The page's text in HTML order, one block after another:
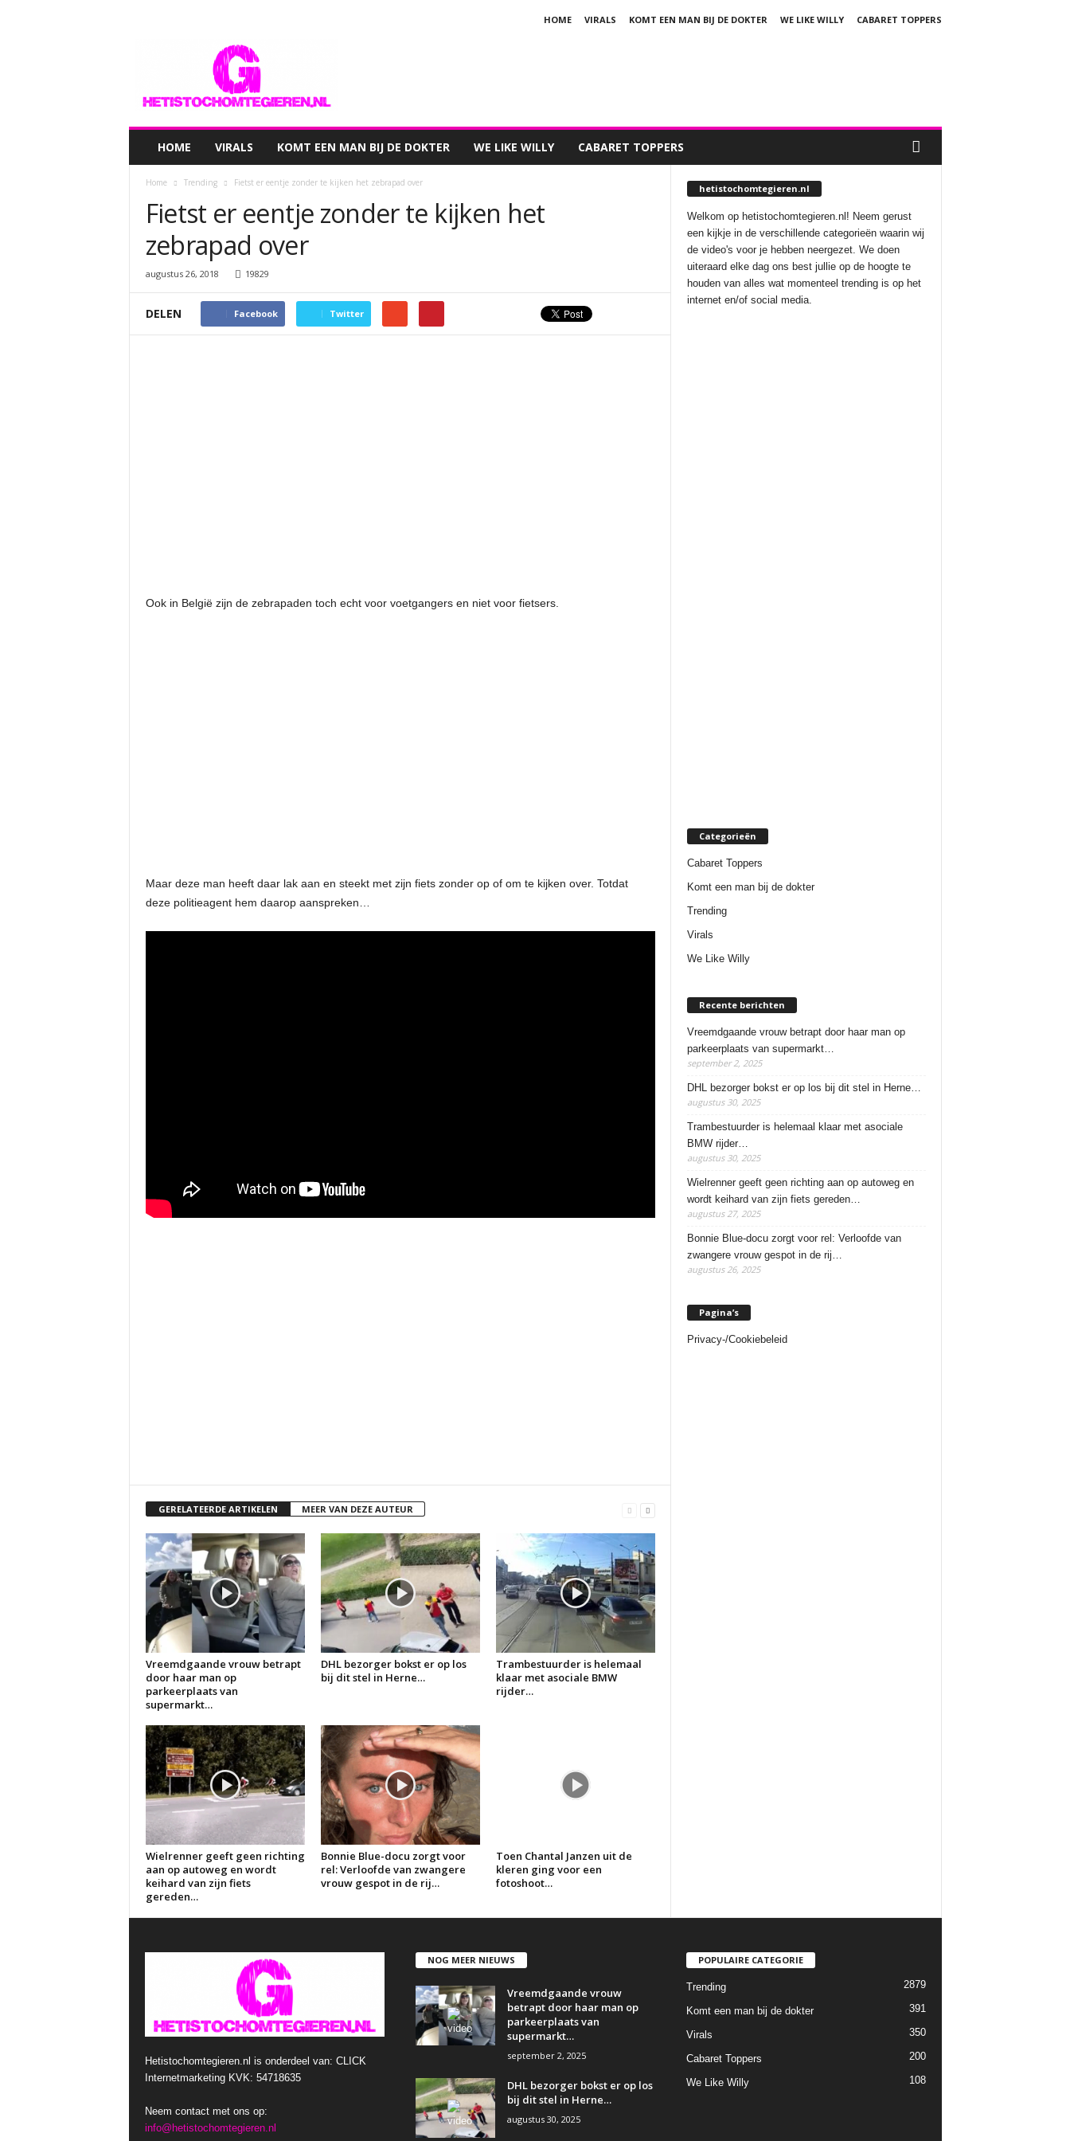
HOME VIRALS KOMT EEN MAN BIJ DE DOKTER WE LIKE WILLY
CABARET TOPPERS
HOME VIRALS KOMT EEN MAN BIJ DE DOKTER WE LIKE WILLY CABARET TOPPERS
Home Trending Fietst er eentje zonder te kijken het zebrapad over
Fietst er eentje zonder te kijken het
zebrapad over
augustus 26, 2018 19829
DELEN Facebook Twitter
Ook in België zijn de zebrapaden toch echt voor voetgangers en niet voor fietsers.
Maar deze man heeft daar lak aan en steekt met zijn fiets zonder op of om te kijken over. Totdat
deze politieagent hem daarop aanspreken…
GERELATEERDE ARTIKELEN MEER VAN DEZE AUTEUR
Vreemdgaande vrouw betrapt
door haar man op
parkeerplaats van
supermarkt…
DHL bezorger bokst er op los
bij dit stel in Herne…
Trambestuurder is helemaal
klaar met asociale BMW
rijder…
Wielrenner geeft geen richting
aan op autoweg en wordt
keihard van zijn fiets
gereden…
Bonnie Blue-docu zorgt voor
rel: Verloofde van zwangere
vrouw gespot in de rij…
Toen Chantal Janzen uit de
kleren ging voor een
fotoshoot…
hetistochomtegieren.nl
Welkom op hetistochomtegieren.nl! Neem gerust
een kijkje in de verschillende categorieën waarin wij
de video's voor je hebben neergezet. We doen
uiteraard elke dag ons best jullie op de hoogte te
houden van alles wat momenteel trending is op het
internet en/of social media.
Categorieën
Cabaret Toppers
Komt een man bij de dokter
Trending
Virals
We Like Willy
Recente berichten
Vreemdgaande vrouw betrapt door haar man op
parkeerplaats van supermarkt…
september 2, 2025
DHL bezorger bokst er op los bij dit stel in Herne…
augustus 30, 2025
Trambestuurder is helemaal klaar met asociale
BMW rijder…
augustus 30, 2025
Wielrenner geeft geen richting aan op autoweg en
wordt keihard van zijn fiets gereden…
augustus 27, 2025
Bonnie Blue-docu zorgt voor rel: Verloofde van
zwangere vrouw gespot in de rij…
augustus 26, 2025
Pagina’s
Privacy-/Cookiebeleid
Hetistochomtegieren.nl is onderdeel van: CLICK
Internetmarketing KVK: 54718635
Neem contact met ons op:
info@hetistochomtegieren.nl
NOG MEER NIEUWS
Vreemdgaande vrouw
betrapt door haar man op
parkeerplaats van
supermarkt…
september 2, 2025
DHL bezorger bokst er op los
bij dit stel in Herne…
augustus 30, 2025
POPULAIRE CATEGORIE
Trending 2879
Komt een man bij de dokter 391
Virals 350
Cabaret Toppers 200
We Like Willy 108